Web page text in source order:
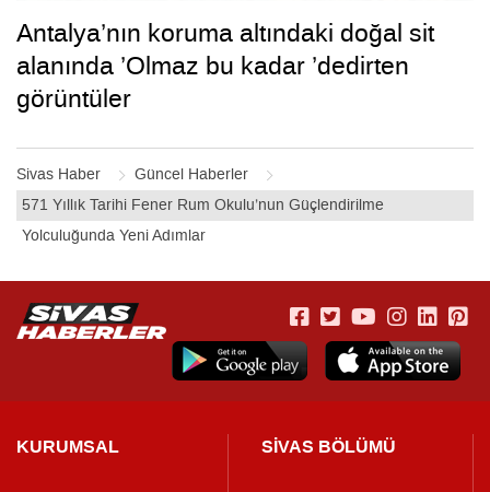
Sivas Haber
Güncel Haberler
571 Yıllık Tarihi Fener Rum Okulu’nun Güçlendirilme
Yolculuğunda Yeni Adımlar
Antalya’nın koruma altındaki doğal sit
alanında ’Olmaz bu kadar ’dedirten
görüntüler
KURUMSAL SİVAS BÖLÜMÜ